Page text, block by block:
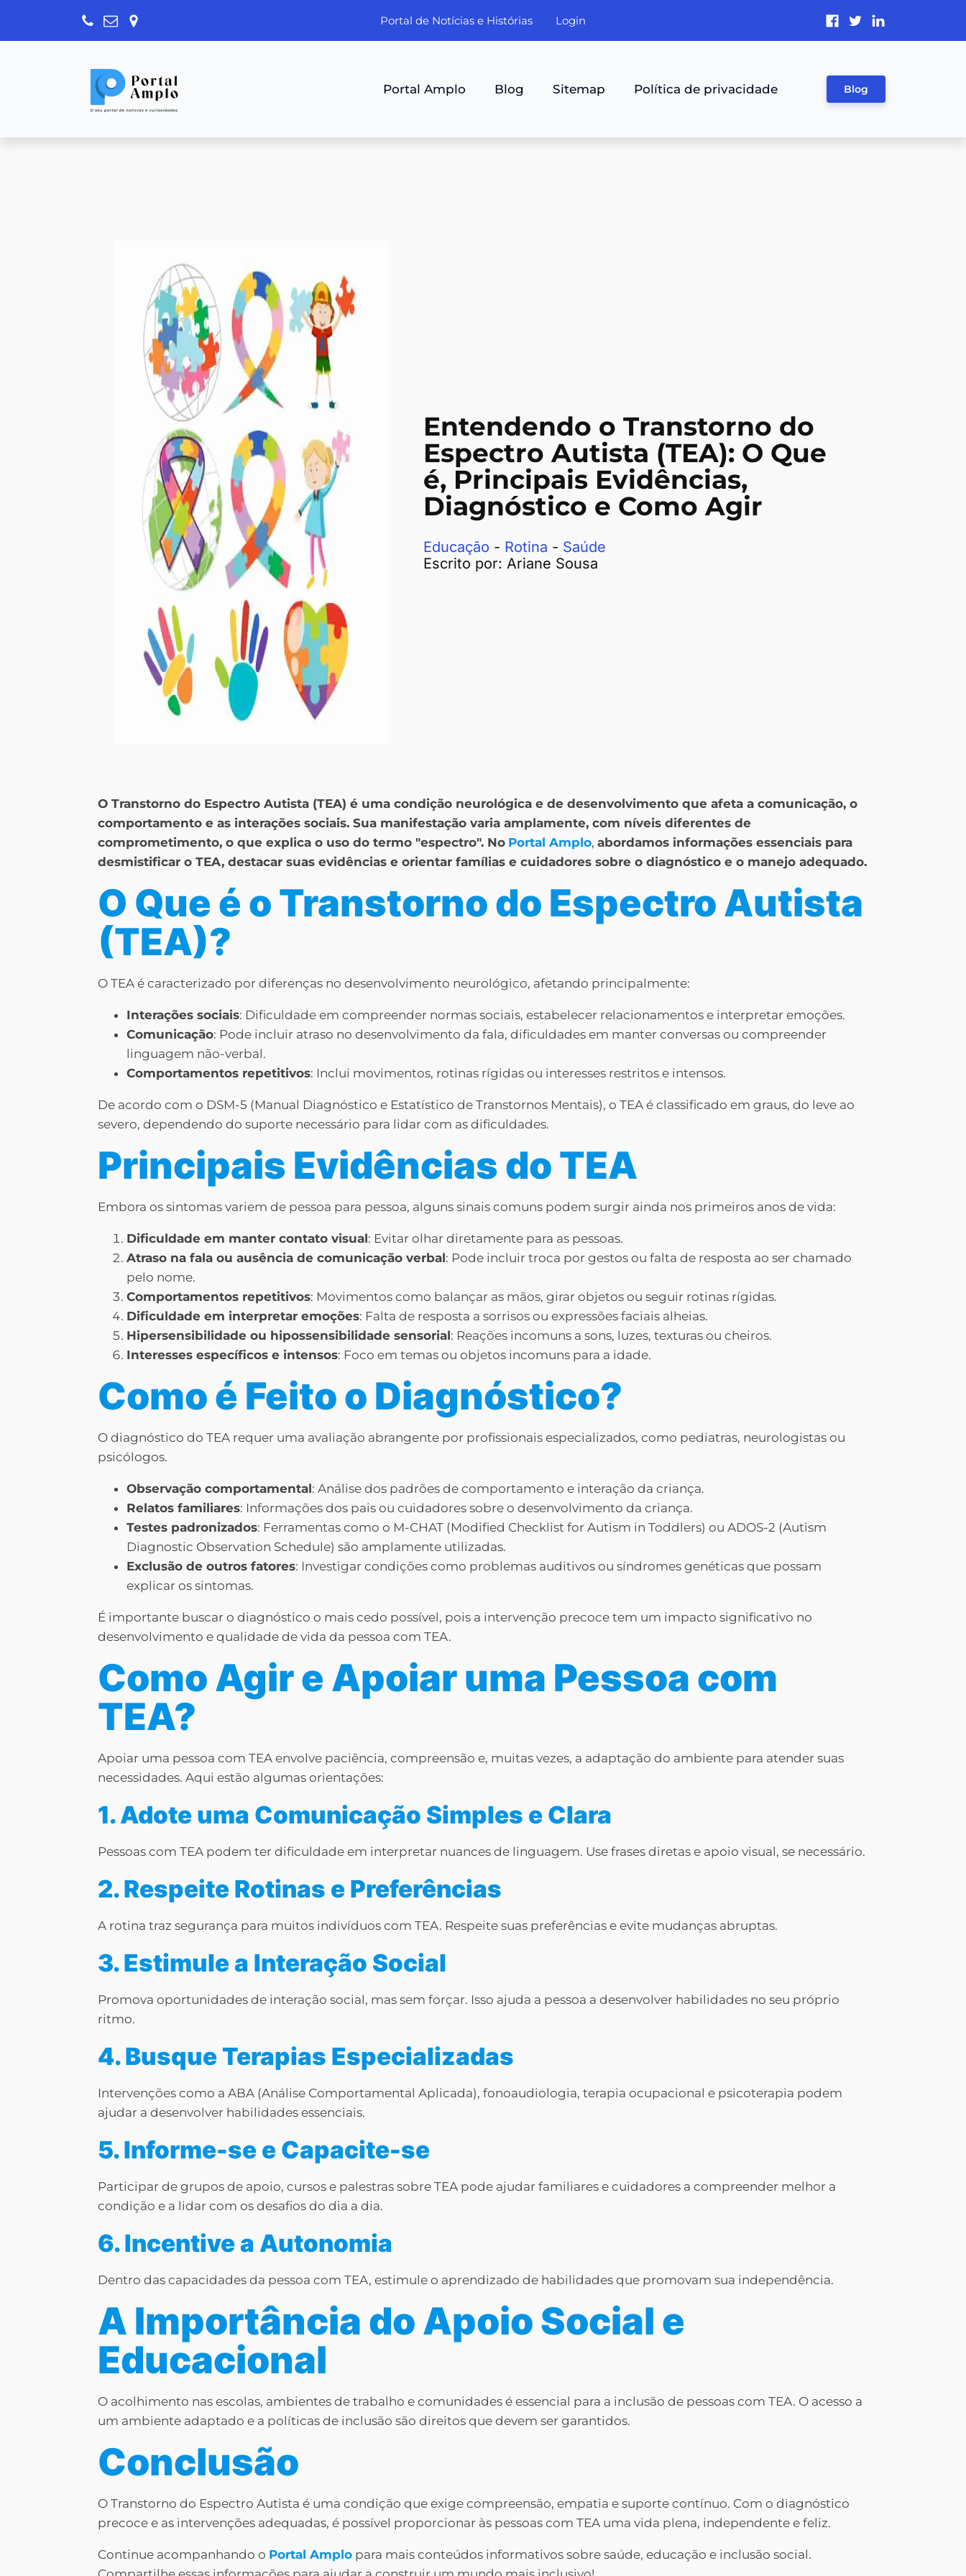
Portal de Notícias e Histórias Login
Portal Amplo Blog Sitemap Política de privacidade Blog
Entendendo o Transtorno do
Espectro Autista (TEA): O Que
é, Principais Evidências,
Diagnóstico e Como Agir
Educação - Rotina - Saúde
Escrito por: Ariane Sousa
O Transtorno do Espectro Autista (TEA) é uma condição neurológica e de desenvolvimento que afeta a comunicação, o
comportamento e as interações sociais. Sua manifestação varia amplamente, com níveis diferentes de
comprometimento, o que explica o uso do termo "espectro". No Portal Amplo, abordamos informações essenciais para
desmistificar o TEA, destacar suas evidências e orientar famílias e cuidadores sobre o diagnóstico e o manejo adequado.
O Que é o Transtorno do Espectro Autista
(TEA)?
O TEA é caracterizado por diferenças no desenvolvimento neurológico, afetando principalmente:
Interações sociais: Dificuldade em compreender normas sociais, estabelecer relacionamentos e interpretar emoções.
Comunicação: Pode incluir atraso no desenvolvimento da fala, dificuldades em manter conversas ou compreender
linguagem não-verbal.
Comportamentos repetitivos: Inclui movimentos, rotinas rígidas ou interesses restritos e intensos.
De acordo com o DSM-5 (Manual Diagnóstico e Estatístico de Transtornos Mentais), o TEA é classificado em graus, do leve ao
severo, dependendo do suporte necessário para lidar com as dificuldades.
Principais Evidências do TEA
Embora os sintomas variem de pessoa para pessoa, alguns sinais comuns podem surgir ainda nos primeiros anos de vida:
Dificuldade em manter contato visual: Evitar olhar diretamente para as pessoas.
Atraso na fala ou ausência de comunicação verbal: Pode incluir troca por gestos ou falta de resposta ao ser chamado
pelo nome.
Comportamentos repetitivos: Movimentos como balançar as mãos, girar objetos ou seguir rotinas rígidas.
Dificuldade em interpretar emoções: Falta de resposta a sorrisos ou expressões faciais alheias.
Hipersensibilidade ou hipossensibilidade sensorial: Reações incomuns a sons, luzes, texturas ou cheiros.
Interesses específicos e intensos: Foco em temas ou objetos incomuns para a idade.
Como é Feito o Diagnóstico?
O diagnóstico do TEA requer uma avaliação abrangente por profissionais especializados, como pediatras, neurologistas ou
psicólogos.
Observação comportamental: Análise dos padrões de comportamento e interação da criança.
Relatos familiares: Informações dos pais ou cuidadores sobre o desenvolvimento da criança.
Testes padronizados: Ferramentas como o M-CHAT (Modified Checklist for Autism in Toddlers) ou ADOS-2 (Autism
Diagnostic Observation Schedule) são amplamente utilizadas.
Exclusão de outros fatores: Investigar condições como problemas auditivos ou síndromes genéticas que possam
explicar os sintomas.
É importante buscar o diagnóstico o mais cedo possível, pois a intervenção precoce tem um impacto significativo no
desenvolvimento e qualidade de vida da pessoa com TEA.
Como Agir e Apoiar uma Pessoa com
TEA?
Apoiar uma pessoa com TEA envolve paciência, compreensão e, muitas vezes, a adaptação do ambiente para atender suas
necessidades. Aqui estão algumas orientações:
1. Adote uma Comunicação Simples e Clara
Pessoas com TEA podem ter dificuldade em interpretar nuances de linguagem. Use frases diretas e apoio visual, se necessário.
2. Respeite Rotinas e Preferências
A rotina traz segurança para muitos indivíduos com TEA. Respeite suas preferências e evite mudanças abruptas.
3. Estimule a Interação Social
Promova oportunidades de interação social, mas sem forçar. Isso ajuda a pessoa a desenvolver habilidades no seu próprio
ritmo.
4. Busque Terapias Especializadas
Intervenções como a ABA (Análise Comportamental Aplicada), fonoaudiologia, terapia ocupacional e psicoterapia podem
ajudar a desenvolver habilidades essenciais.
5. Informe-se e Capacite-se
Participar de grupos de apoio, cursos e palestras sobre TEA pode ajudar familiares e cuidadores a compreender melhor a
condição e a lidar com os desafios do dia a dia.
6. Incentive a Autonomia
Dentro das capacidades da pessoa com TEA, estimule o aprendizado de habilidades que promovam sua independência.
A Importância do Apoio Social e
Educacional
O acolhimento nas escolas, ambientes de trabalho e comunidades é essencial para a inclusão de pessoas com TEA. O acesso a
um ambiente adaptado e a políticas de inclusão são direitos que devem ser garantidos.
Conclusão
O Transtorno do Espectro Autista é uma condição que exige compreensão, empatia e suporte contínuo. Com o diagnóstico
precoce e as intervenções adequadas, é possível proporcionar às pessoas com TEA uma vida plena, independente e feliz.
Continue acompanhando o Portal Amplo para mais conteúdos informativos sobre saúde, educação e inclusão social.